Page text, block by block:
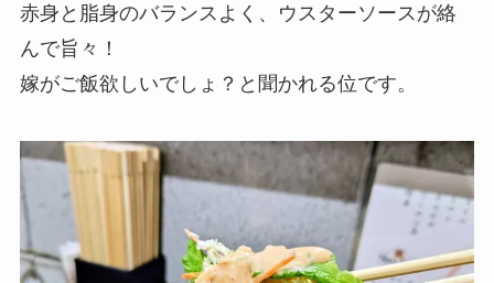
赤身と脂身のバランスよく、ウスターソースが絡
んで旨々！
嫁がご飯欲しいでしょ？と聞かれる位です。